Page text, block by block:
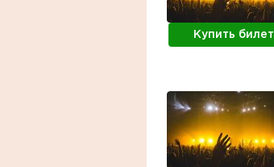
Купить билет